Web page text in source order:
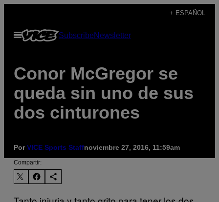
contenido
+ ESPAÑOL
Abrir
Menú
SubscribeNewsletter
Conor McGregor se
queda sin uno de sus
dos cinturones
PorVICE Sports Staffnoviembre 27, 2016, 11:59am
Compartir: